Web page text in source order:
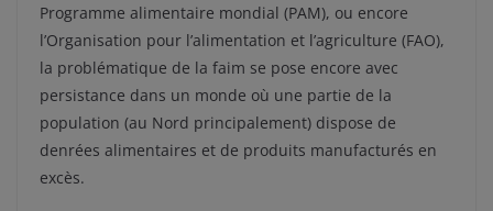
Programme alimentaire mondial (PAM), ou encore
l’Organisation pour l’alimentation et l’agriculture (FAO),
la problématique de la faim se pose encore avec
persistance dans un monde où une partie de la
population (au Nord principalement) dispose de
denrées alimentaires et de produits manufacturés en
excès.